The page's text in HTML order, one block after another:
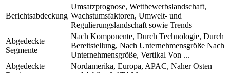
Berichtsabdeckung
Umsatzprognose, Wettbewerbslandschaft,
Wachstumsfaktoren, Umwelt- und
Regulierungslandschaft sowie Trends
Abgedeckte
Segmente
Nach Komponente, Durch Technologie, Durch
Bereitstellung, Nach Unternehmensgröße Nach
Unternehmensgröße, Vertikal Von ...
Abgedeckte
Nordamerika, Europa, APAC, Naher Osten